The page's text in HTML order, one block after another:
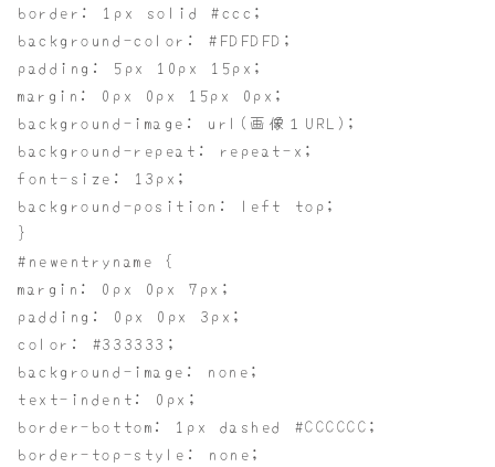
border: 1px solid #ccc;
background-color: #FDFDFD;
padding: 5px 10px 15px;
margin: 0px 0px 15px 0px;
background-image: url(画像１URL);
background-repeat: repeat-x;
font-size: 13px;
background-position: left top;
}
#newentryname {
margin: 0px 0px 7px;
padding: 0px 0px 3px;
color: #333333;
background-image: none;
text-indent: 0px;
border-bottom: 1px dashed #CCCCCC;
border-top-style: none;